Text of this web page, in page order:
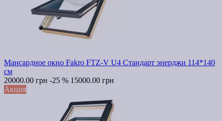
Мансардное окно Fakro FTZ-V U4 Стандарт энерджи 114*140
см
20000.00 грн -25 % 15000.00 грн
Акция